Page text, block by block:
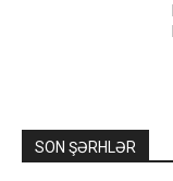
SON ŞƏRHLƏR